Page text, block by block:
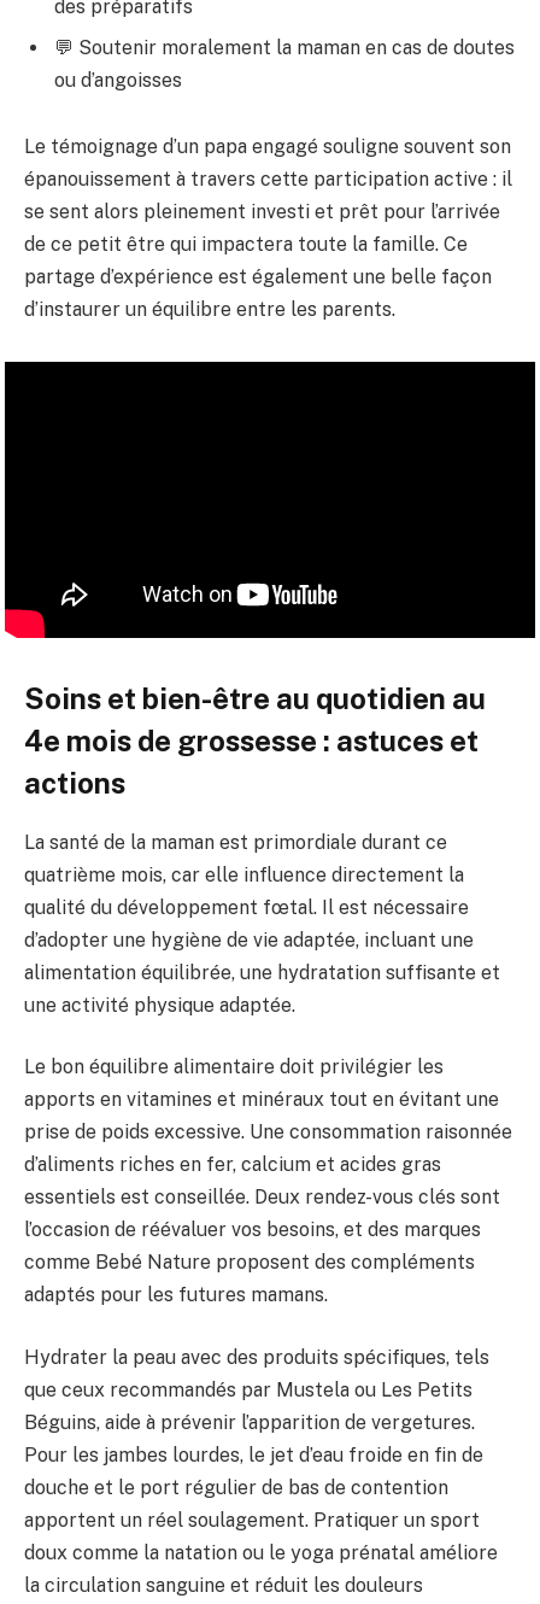
des préparatifs
💬 Soutenir moralement la maman en cas de doutes
ou d’angoisses
Le témoignage d’un papa engagé souligne souvent son
épanouissement à travers cette participation active : il
se sent alors pleinement investi et prêt pour l’arrivée
de ce petit être qui impactera toute la famille. Ce
partage d’expérience est également une belle façon
d’instaurer un équilibre entre les parents.
Soins et bien-être au quotidien au
4e mois de grossesse : astuces et
actions
La santé de la maman est primordiale durant ce
quatrième mois, car elle influence directement la
qualité du développement fœtal. Il est nécessaire
d’adopter une hygiène de vie adaptée, incluant une
alimentation équilibrée, une hydratation suffisante et
une activité physique adaptée.
Le bon équilibre alimentaire doit privilégier les
apports en vitamines et minéraux tout en évitant une
prise de poids excessive. Une consommation raisonnée
d’aliments riches en fer, calcium et acides gras
essentiels est conseillée. Deux rendez-vous clés sont
l’occasion de réévaluer vos besoins, et des marques
comme Bebé Nature proposent des compléments
adaptés pour les futures mamans.
Hydrater la peau avec des produits spécifiques, tels
que ceux recommandés par Mustela ou Les Petits
Béguins, aide à prévenir l’apparition de vergetures.
Pour les jambes lourdes, le jet d’eau froide en fin de
douche et le port régulier de bas de contention
apportent un réel soulagement. Pratiquer un sport
doux comme la natation ou le yoga prénatal améliore
la circulation sanguine et réduit les douleurs